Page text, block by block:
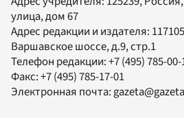
улица, дом 67
Адрес редакции и издателя: 117105
Варшавское шоссе, д.9, стр.1
Телефон редакции:+7 (495) 785-
Факс:+7 (495) 785-17-01
Электронная почта: